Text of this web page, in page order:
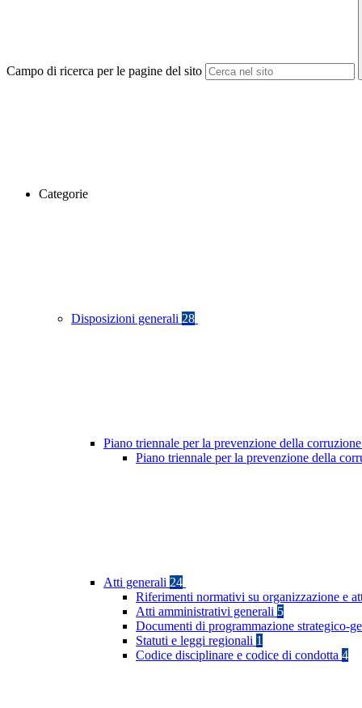
Campo di ricerca per le pagine del sito
Categorie
Disposizioni generali 28
Piano triennale per la prevenzione della
Piano triennale per la prevenzione della
Atti generali 24
Riferimenti normativi su organizzazione e
Atti amministrativi generali 5
Documenti di programmazione strategico-
Statuti e leggi regionali 1
Codice disciplinare e codice di condotta 4